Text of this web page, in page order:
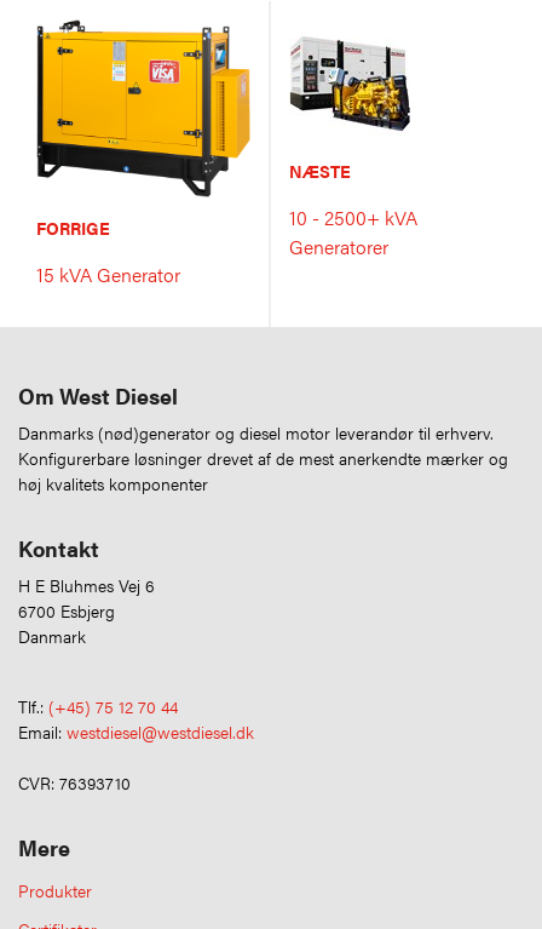
FORRIGE
15 kVA Generator
NÆSTE
10 - 2500+ kVA
Generatorer
Om West Diesel
Danmarks (nød)generator og diesel motor leverandør til erhverv.
Konfigurerbare løsninger drevet af de mest anerkendte mærker og
høj kvalitets komponenter
Kontakt
H E Bluhmes Vej 6
6700 Esbjerg
Danmark
Tlf.: (+45) 75 12 70 44
Email: westdiesel@westdiesel.dk
CVR: 76393710
Mere
Produkter